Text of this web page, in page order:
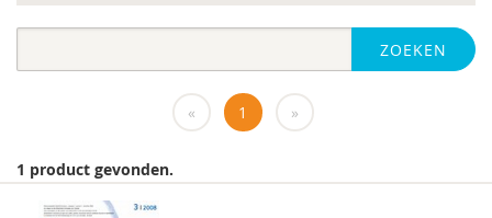
https://www.openbaaronderwijs.nu/
Marieke-Beltman
MSc
ZOEKEN
« 1 »
1 product gevonden.